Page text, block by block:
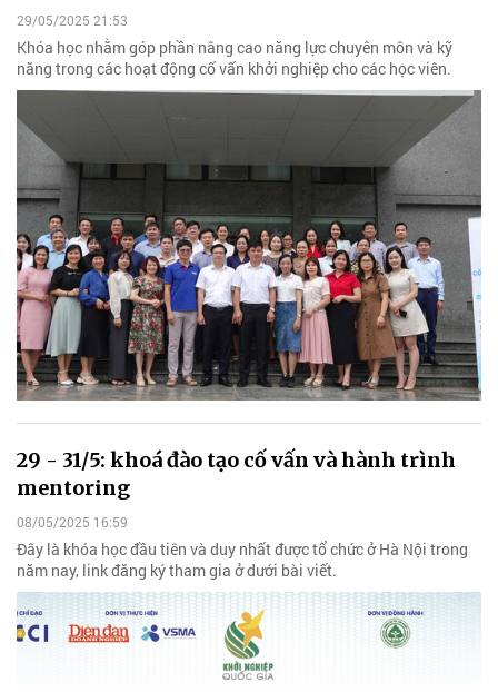
29/05/2025 21:53
Khóa học nhằm góp phần nâng cao năng lực chuyên môn và kỹ
năng trong các hoạt động cố vấn khởi nghiệp cho các học viên.
29 - 31/5: khoá đào tạo cố vấn và hành trình
mentoring
08/05/2025 16:59
Đây là khóa học đầu tiên và duy nhất được tổ chức ở Hà Nội trong
năm nay, link đăng ký tham gia ở dưới bài viết.